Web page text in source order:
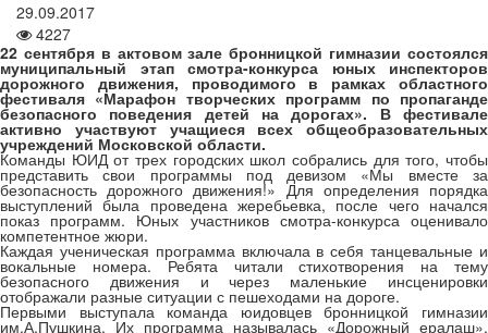
29.09.2017
4227
22 сентября в актовом зале бронницкой гимназии состоялся
муниципальный этап смотра-конкурса юных инспекторов
дорожного движения, проводимого в рамках областного
фестиваля «Марафон творческих программ по пропаганде
безопасного поведения детей на дорогах». В фестивале
активно участвуют учащиеся всех общеобразовательных
учреждений Московской области.
Команды ЮИД от трех городских школ собрались для того, чтобы
представить свои программы под девизом «Мы вместе за
безопасность дорожного движения!» Для определения порядка
выступлений была проведена жеребьевка, после чего начался
показ программ. Юных участников смотра-конкурса оценивало
компетентное жюри.
Каждая ученическая программа включала в себя танцевальные и
вокальные номера. Ребята читали стихотворения на тему
безопасного движения и через маленькие инсценировки
отображали разные ситуации с пешеходами на дороге.
Первыми выступала команда юидовцев бронницкой гимназии
им.А.Пушкина. Их программа называлась «Дорожный ералаш».